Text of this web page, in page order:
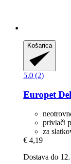
Košarica
5.0 (2)
Europet
privlači
za
€ 4,19
Dostava do